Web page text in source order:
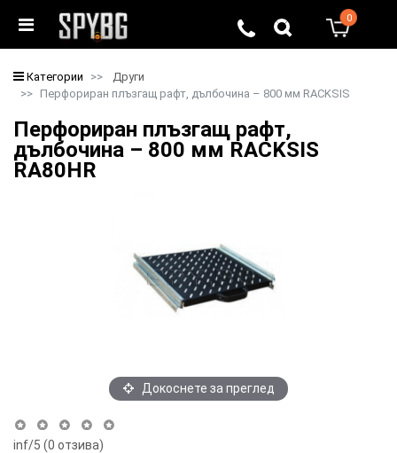
0
Категории
Други
Перфориран плъзгащ рафт, дълбочина – 800 мм RACKSIS
Перфориран плъзгащ рафт,
дълбочина – 800 мм RACKSIS
RA80HR
Докоснете за преглед
inf/5 (0 отзива)